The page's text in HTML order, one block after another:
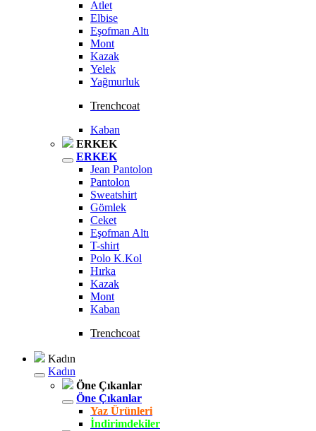
Atlet
Elbise
Eşofman Altı
Mont
Kazak
Yelek
Yağmurluk
Trenchcoat
Kaban
ERKEK
ERKEK
Jean Pantolon
Pantolon
Sweatshirt
Gömlek
Ceket
Eşofman Altı
T-shirt
Polo K.Kol
Hırka
Kazak
Mont
Kaban
Trenchcoat
Kadın
Kadın
Öne Çıkanlar
Öne Çıkanlar
Yaz Ürünleri
İndirimdekiler